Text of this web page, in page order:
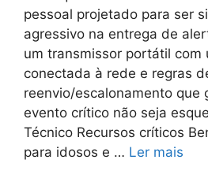
pessoal projetado para ser
agressivo na entrega de
um transmissor portátil com
conectada à rede e regras
reenvio/escalonamento que
evento crítico não seja
Técnico Recursos críticos
para idosos e … Ler mais